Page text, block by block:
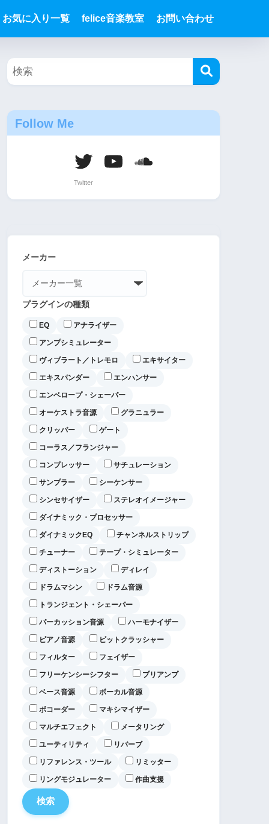
お気に入り一覧 felice音楽教室 お問い合わせ
Follow Me
メーカー
プラグインの種類
EQ アナライザー
アンプシミュレーター
ヴィブラート／トレモロ エキサイター
エキスパンダー エンハンサー
エンベロープ・シェーパー
オーケストラ音源 グラニュラー
クリッパー ゲート
コーラス／フランジャー
コンプレッサー サチュレーション
サンプラー シーケンサー
シンセサイザー ステレオイメージャー
ダイナミック・プロセッサー
ダイナミックEQ チャンネルストリップ
チューナー テープ・シミュレーター
ディストーション ディレイ
ドラムマシン ドラム音源
トランジェント・シェーパー
パーカッション音源 ハーモナイザー
ピアノ音源 ビットクラッシャー
フィルター フェイザー
フリーケンシーシフター プリアンプ
ベース音源 ボーカル音源
ボコーダー マキシマイザー
マルチエフェクト メータリング
ユーティリティ リバーブ
リファレンス・ツール リミッター
リングモジュレーター 作曲支援